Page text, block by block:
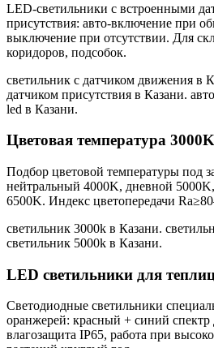
LED-светильники с встроенными
присутствия: авто-включение при
выключение при отсутствии. Для
коридоров, подсобок.
светильник с датчиком движения в
датчиком присутствия в Казани.
led в Казани.
Цветовая температура
Подбор цветовой температуры под
нейтральный 4000K, дневной
6500K. Индекс цветопередачи
светильник 3000k в Казани.
светильник 5000k в Казани.
LED светильники для
Светодиодные светильники
оранжерей: красный + синий спектр
влагозащита IP65, работа при